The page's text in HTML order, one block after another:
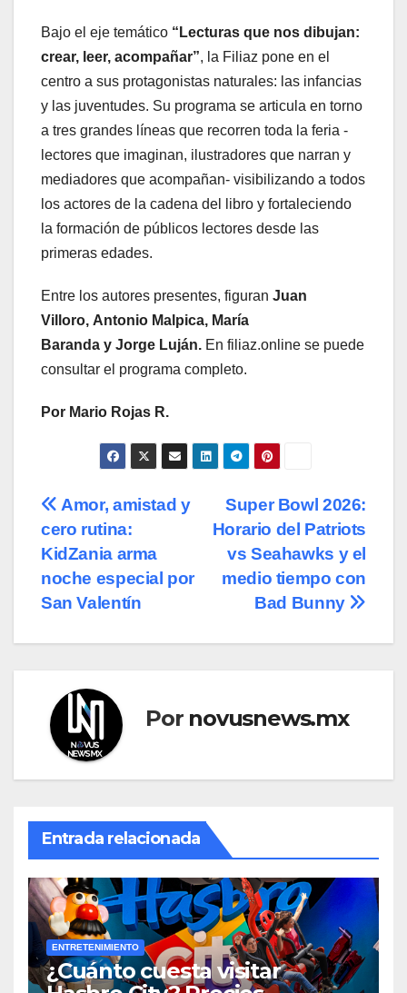
Bajo el eje temático “Lecturas que nos dibujan:
crear, leer, acompañar”, la Filiaz pone en el
centro a sus protagonistas naturales: las infancias
y las juventudes. Su programa se articula en torno
a tres grandes líneas que recorren toda la feria -
lectores que imaginan, ilustradores que narran y
mediadores que acompañan- visibilizando a todos
los actores de la cadena del libro y fortaleciendo
la formación de públicos lectores desde las
primeras edades.
Entre los autores presentes, figuran Juan
Villoro, Antonio Malpica, María
Baranda y Jorge Luján. En filiaz.online se puede
consultar el programa completo.
Por Mario Rojas R.
Navegación
de
entradas
Super Bowl 2026:
Horario del Patriots
vs Seahawks y el
medio tiempo con
Bad Bunny
Amor, amistad y
cero rutina:
KidZania arma
noche especial por
San Valentín
Por novusnews.mx
Entrada relacionada
ENTRETENIMIENTO
¿Cuánto cuesta visitar